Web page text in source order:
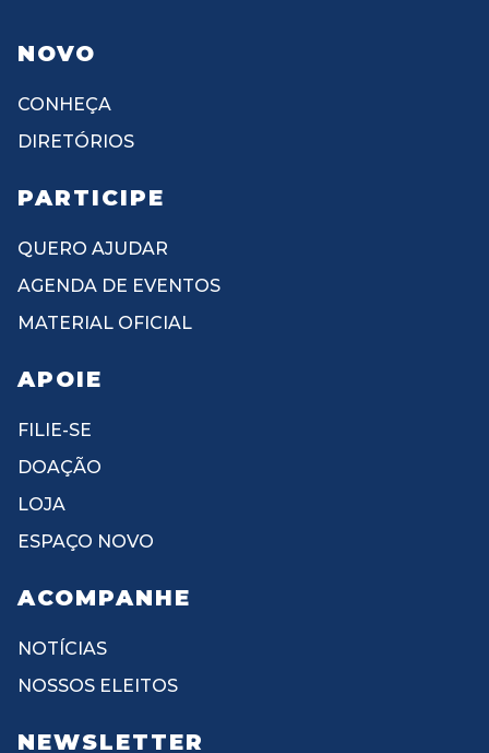
NOVO
CONHEÇA
DIRETÓRIOS
PARTICIPE
QUERO AJUDAR
AGENDA DE EVENTOS
MATERIAL OFICIAL
APOIE
FILIE-SE
DOAÇÃO
LOJA
ESPAÇO NOVO
ACOMPANHE
NOTÍCIAS
NOSSOS ELEITOS
NEWSLETTER